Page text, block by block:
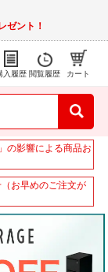
ゼント！
入履歴 閲覧履歴 カート
の影響による商品お
お早めのご注文が